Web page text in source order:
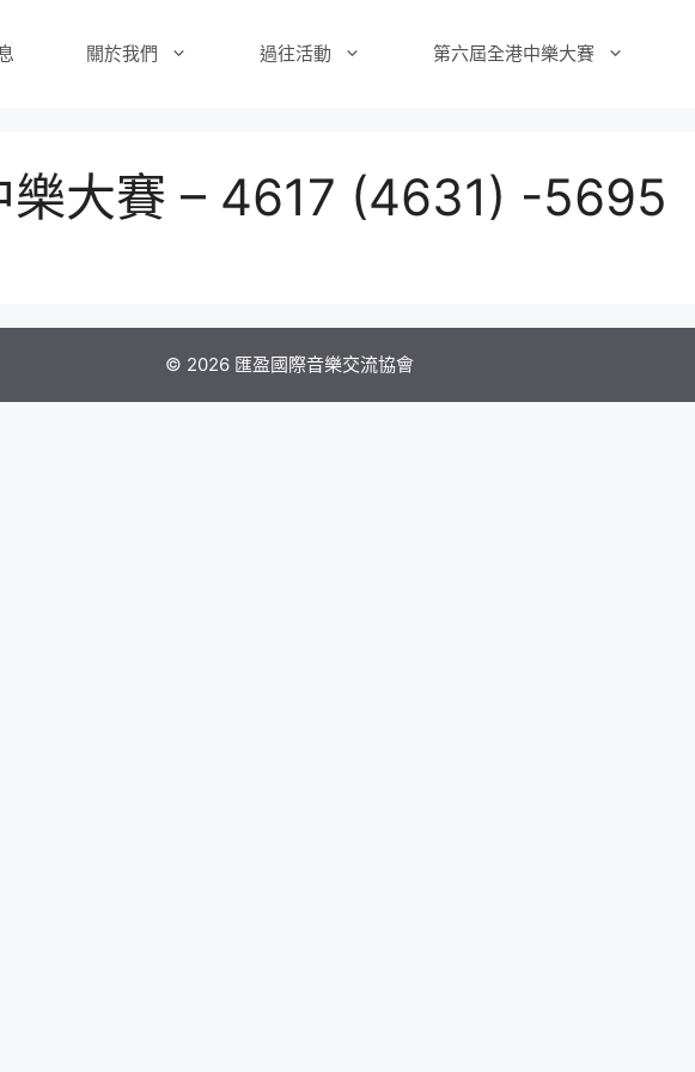
關於我們 過往活動 第六屆全港中樂大賽
樂大賽 – 4617 (4631) -5695
© 2026 匯盈國際音樂交流協會